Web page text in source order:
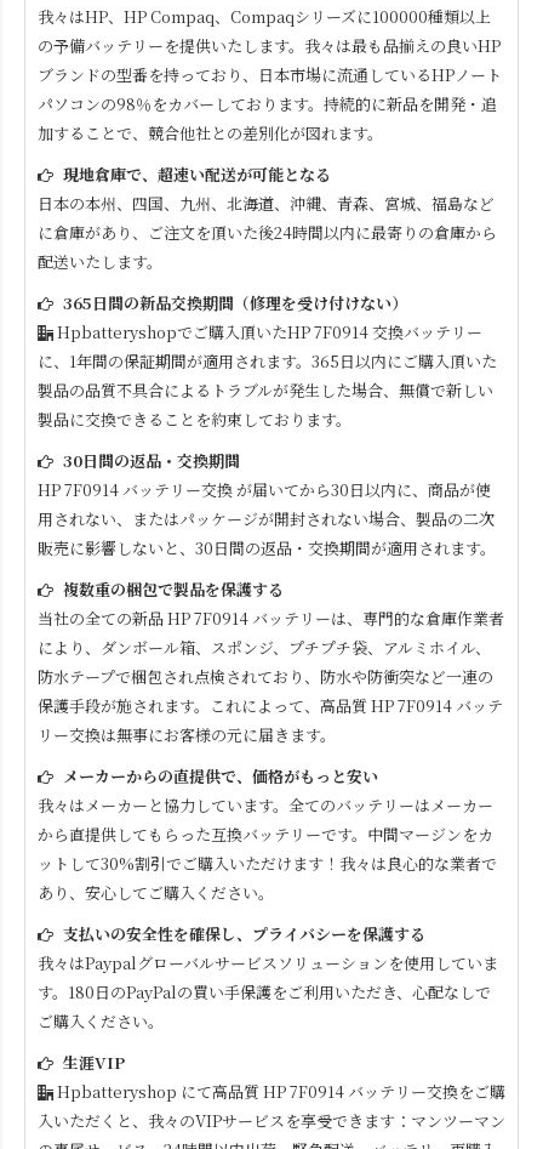
我々はHP、HP Compaq、Compaqシリーズに100000種類以上
の予備バッテリーを提供いたします。我々は最も品揃えの良いHP
ブランドの型番を持っており、日本市場に流通しているHPノート
パソコンの98％をカバーしております。持続的に新品を開発・追
加することで、競合他社との差別化が図れます。
現地倉庫で、超速い配送が可能となる
日本の本州、四国、九州、北海道、沖縄、青森、宮城、福島など
に倉庫があり、ご注文を頂いた後24時間以内に最寄りの倉庫から
配送いたします。
365日間の新品交換期間（修理を受け付けない）
Hpbatteryshopでご購入頂いたHP 7F0914交換バッテリー
に、1年間の保証期間が適用されます。365日以内にご購入頂いた
製品の品質不具合によるトラブルが発生した場合、無償で新しい
製品に交換できることを約束しております。
30日間の返品・交換期間
HP 7F0914 バッテリー交換 が届いてから30日以内に、商品が使
用されない、またはパッケージが開封されない場合、製品の二次
販売に影響しないと、30日間の返品・交換期間が適用されます。
複数重の梱包で製品を保護する
当社の全ての新品HP 7F0914 バッテリーは、専門的な倉庫作業者
により、ダンボール箱、スポンジ、プチプチ袋、アルミホイル、
防水テープで梱包され点検されており、防水や防衝突など一連の
保護手段が施されます。これによって、高品質 HP 7F0914 バッテ
リー交換は無事にお客様の元に届きます。
メーカーからの直提供で、価格がもっと安い
我々はメーカーと協力しています。全てのバッテリーはメーカー
から直提供してもらった互換バッテリーです。中間マージンをカ
ットして30%割引でご購入いただけます！我々は良心的な業者で
あり、安心してご購入ください。
支払いの安全性を確保し、プライバシーを保護する
我々はPaypalグローバルサービスソリューションを使用していま
す。180日のPayPalの買い手保護をご利用いただき、心配なしで
ご購入ください。
生涯VIP
Hpbatteryshop にて高品質 HP 7F0914 バッテリー交換をご購
入いただくと、我々のVIPサービスを享受できます：マンツーマン